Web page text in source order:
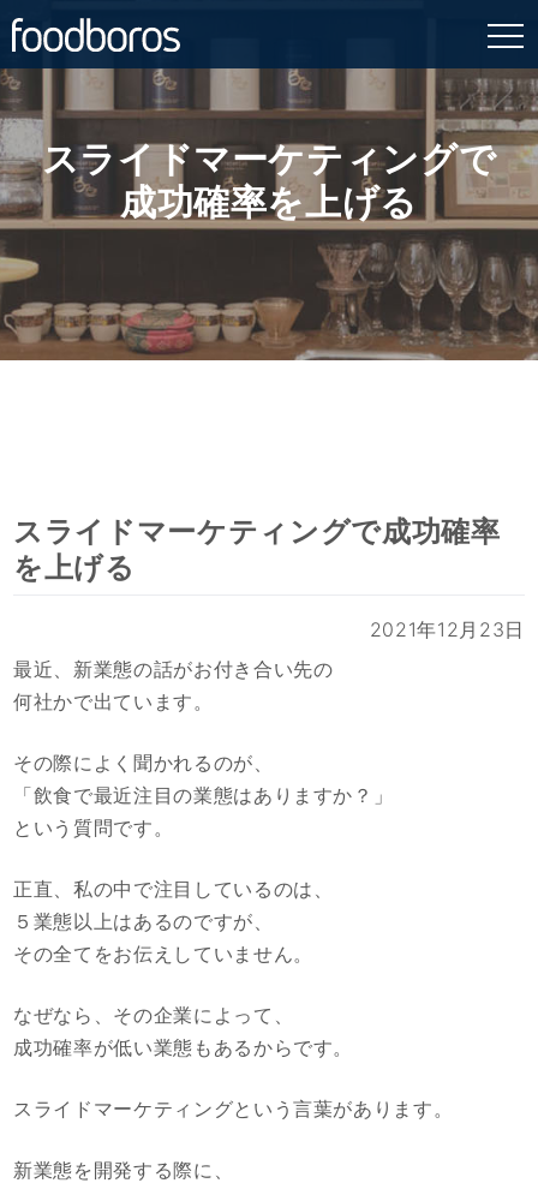
Skip
to
content
スライドマーケティングで
成功確率を上げる
スライドマーケティングで成功確率
を上げる
2021年12月23日
最近、新業態の話がお付き合い先の
何社かで出ています。
その際によく聞かれるのが、
「飲食で最近注目の業態はありますか？」
という質問です。
正直、私の中で注目しているのは、
５業態以上はあるのですが、
その全てをお伝えしていません。
なぜなら、その企業によって、
成功確率が低い業態もあるからです。
スライドマーケティングという言葉があります。
新業態を開発する際に、